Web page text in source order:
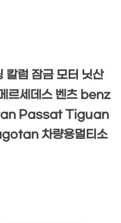
럼 잠금 모터 닛산
르세데스 벤츠 benz
Passat Tiguan
차량용멀티소